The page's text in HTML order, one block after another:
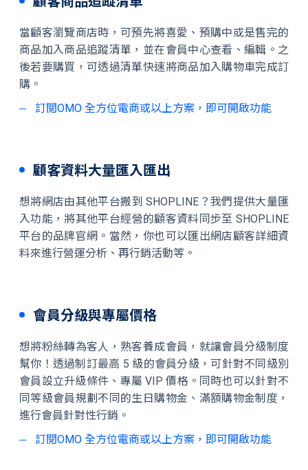
當顧客瀏覽商店時，可預先將喜愛、預購中或是售完的
商品加入商品追蹤清單，並在會員中心查看、編輯。之
後若要購買，可透過清單快速將商品加入購物車完成訂
購。
訂閱OMO 全方位電商或以上方案，即可開啟功能
顧客資料大量匯入匯出
想將網店由其他平台搬到 SHOPLINE？我們提供大量匯
入功能，將其他平台經營的顧客資料同步至 SHOPLINE
平台的品牌官網。當然，你也可以匯出網店顧客詳細資
料來進行營運分析、再行銷活動等。
會員分級與專屬價格
想將粉絲轉為客人，熟客養成會員，就讓會員分級制度
幫你！透過制訂最高 5 級的會員分級，可針對不同級別
會員設立升級條件、專屬 VIP 價格。同時也可以針對不
同等級會員規劃不同的生日購物金、滿額購物金制度，
進行會員針對性行銷。
訂閱OMO 全方位電商或以上方案，即可開啟功能